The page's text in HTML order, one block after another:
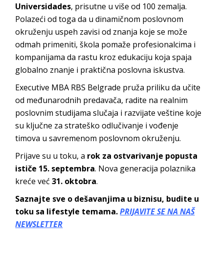
Universidades, prisutne u više od 100 zemalja.
Polazeći od toga da u dinamičnom poslovnom
okruženju uspeh zavisi od znanja koje se može
odmah primeniti, škola pomaže profesionalcima i
kompanijama da rastu kroz edukaciju koja spaja
globalno znanje i praktična poslovna iskustva.
Executive MBA RBS Belgrade pruža priliku da učite
od međunarodnih predavača, radite na realnim
poslovnim studijama slučaja i razvijate veštine koje
su ključne za strateško odlučivanje i vođenje
timova u savremenom poslovnom okruženju.
Prijave su u toku, a rok za ostvarivanje popusta
ističe 15. septembra. Nova generacija polaznika
kreće već31. oktobra.
Saznajte sve o dešavanjima u biznisu, budite u
toku sa lifestyle temama.PRIJAVITE SE NA NAŠ
NEWSLETTER